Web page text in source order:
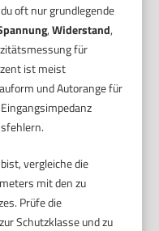
oft nur grundlegende
,Widerstand,
für
ist meist
und Autorange für
vergleiche die
mit den zu
Prüfe die
Schutzklasse und zu